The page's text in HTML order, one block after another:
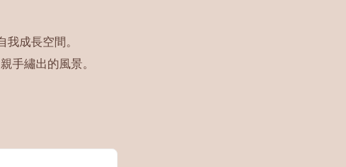
我成長空間。
手繡出的風景。